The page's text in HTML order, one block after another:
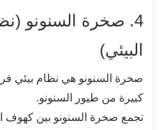
4. صخرة السنونو
البيئي)
صخرة السنونو هي نظام بيئي
كبيرة من طيور السنونو.
تجمع صخرة السنونو بين كهوف